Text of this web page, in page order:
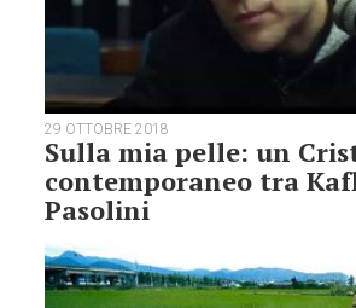
29 OTTOBRE 2018
Sulla mia pelle: un
contemporaneo tra
Pasolini